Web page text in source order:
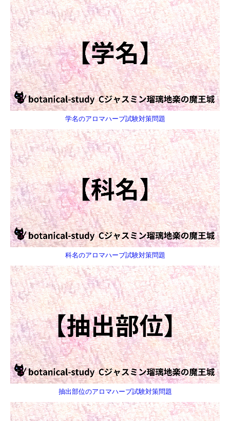
学名のアロマハーブ試験対策問題
科名のアロマハーブ試験対策問題
抽出部位のアロマハーブ試験対策問題